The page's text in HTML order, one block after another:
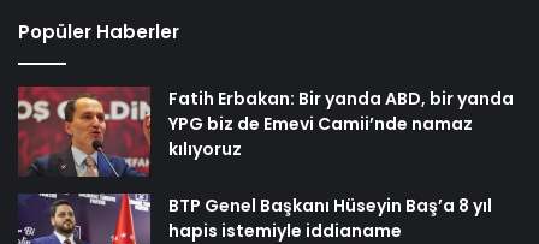
Popüler Haberler
Fatih Erbakan: Bir yanda ABD, bir yanda
YPG biz de Emevi Camii’nde namaz
kılıyoruz
BTP Genel Başkanı Hüseyin Baş’a 8 yıl
hapis istemiyle iddianame